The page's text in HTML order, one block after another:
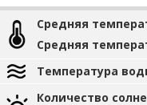
Средняя
Средняя
Температура
Количество